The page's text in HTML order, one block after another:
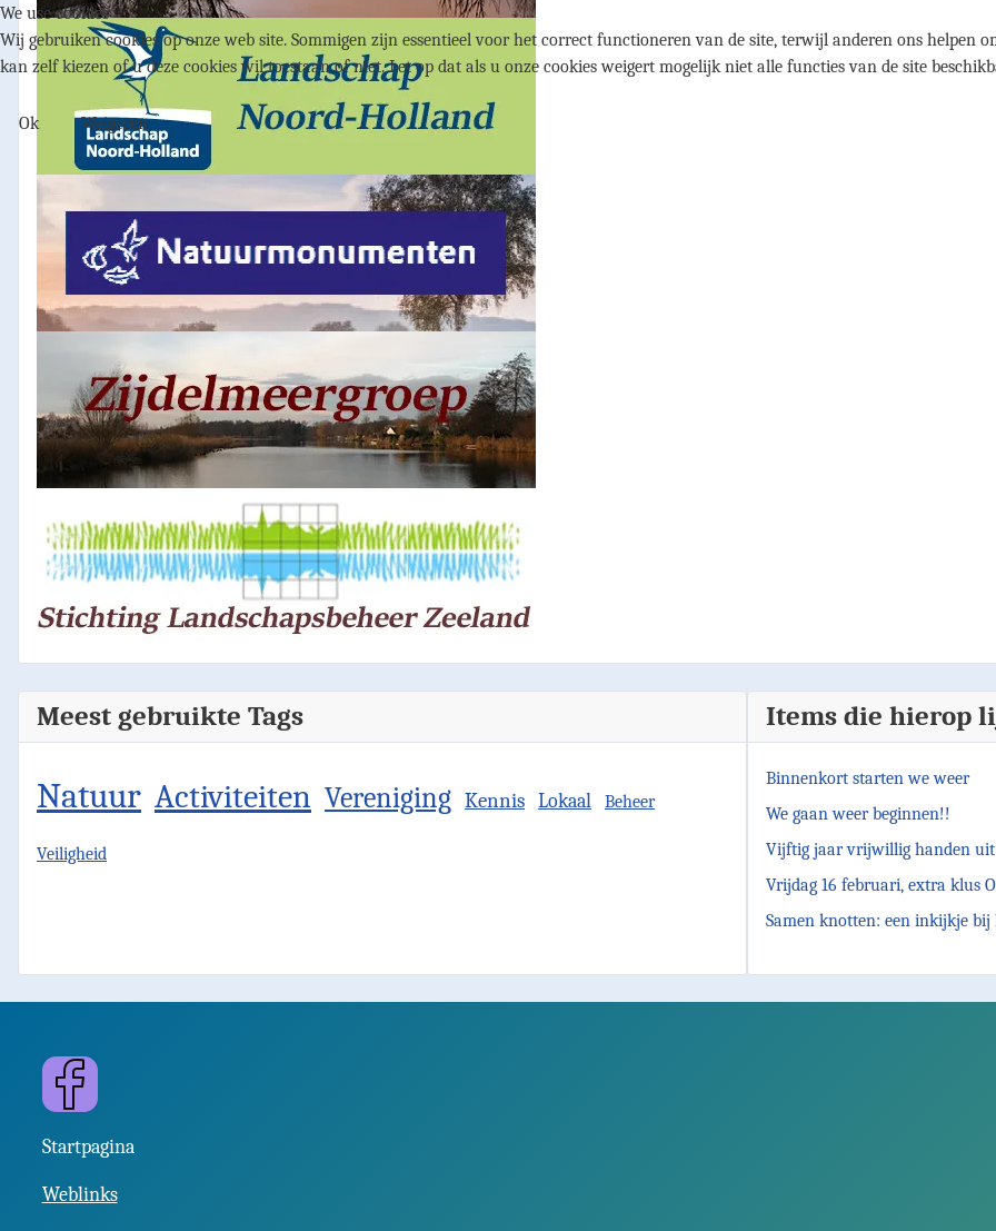
Meest gebruikte Tags
Natuur Activiteiten Vereniging Kennis Lokaal Beheer
Veiligheid
Items die hierop
Binnenkort starten we weer
We gaan weer beginnen!!
Vijftig jaar vrijwillig handen
Vrijdag 16 februari, extra klus
Samen knotten: een inkijkje
Facebook
Startpagina
Weblinks
We use cookies
Wij gebruiken cookies op onze web site. Sommigen zijn essentieel voor het correct functioneren van de site, terwijl anderen ons helpen
kan zelf kiezen of u deze cookies wil toestaan of niet. Let op dat als u onze cookies weigert mogelijk niet alle functies van de site
Ok Weigeren